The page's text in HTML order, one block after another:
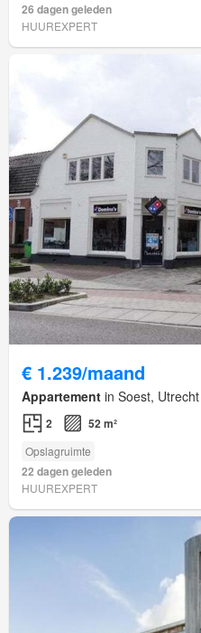
26 dagen geleden
HUUREXPERT
€ 1.239/maand
Appartement in Soest, Utrecht
2 52 m²
Opslagruimte
22 dagen geleden
HUUREXPERT